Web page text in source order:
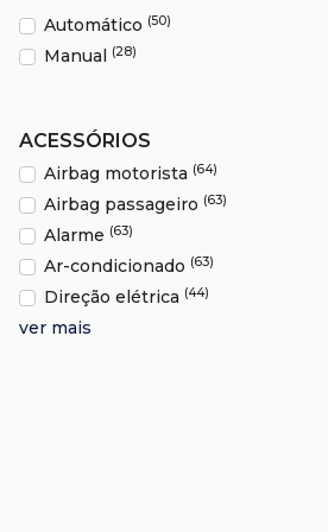
Automático (50)
Manual (28)
ACESSÓRIOS
Airbag motorista (64)
Airbag passageiro (63)
Alarme (63)
Ar-condicionado (63)
Direção elétrica (44)
ver mais